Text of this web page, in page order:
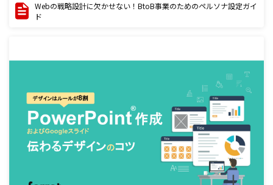
Webの戦略設計に欠かせない！BtoB事業のためのペルソナ設定ガイ
ド